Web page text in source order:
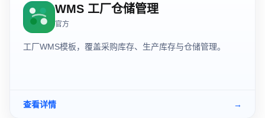
WMS 工厂仓储管理
官方
工厂WMS模板，覆盖采购库存、生产库存与仓储管理。
查看详情 →